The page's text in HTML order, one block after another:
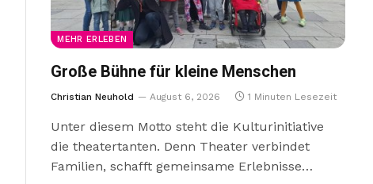
MEHR ERLEBEN
Große Bühne für kleine Menschen
Christian Neuhold August 6, 2026 1 Minuten Lesezeit
Unter diesem Motto steht die Kulturinitiative
die theatertanten. Denn Theater verbindet
Familien, schafft gemeinsame Erlebnisse…